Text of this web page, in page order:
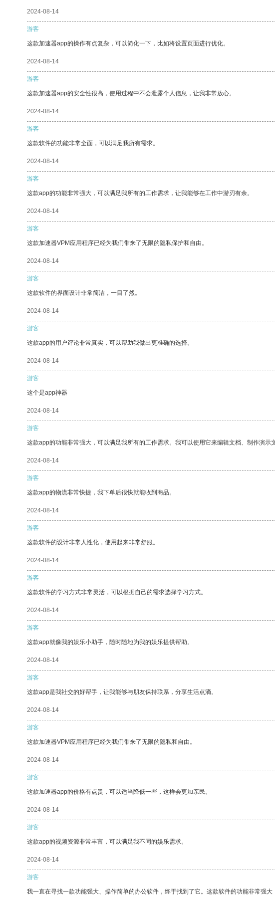
2024-08-14
游客
这款加速器app的操作有点复杂，可以简化一下，比如将设置页面进行优化。
2024-08-14
游客
这款加速器app的安全性很高，使用过程中不会泄露个人信息，让我非常放心。
2024-08-14
游客
这款软件的功能非常全面，可以满足我所有需求。
2024-08-14
游客
这款app的功能非常强大，可以满足我所有的工作需求，让我能够在工作中游刃有余。
2024-08-14
游客
这款加速器VPM应用程序已经为我们带来了无限的隐私保护和自由。
2024-08-14
游客
这款软件的界面设计非常简洁，一目了然。
2024-08-14
游客
这款app的用户评论非常真实，可以帮助我做出更准确的选择。
2024-08-14
游客
这个是app神器
2024-08-14
游客
这款app的功能非常强大，可以满足我所有的工作需求。我可以使用它来编辑文档、制作演示
2024-08-14
游客
这款app的物流非常快捷，我下单后很快就能收到商品。
2024-08-14
游客
这款软件的设计非常人性化，使用起来非常舒服。
2024-08-14
游客
这款软件的学习方式非常灵活，可以根据自己的需求选择学习方式。
2024-08-14
游客
这款app就像我的娱乐小助手，随时随地为我的娱乐提供帮助。
2024-08-14
游客
这款app是我社交的好帮手，让我能够与朋友保持联系，分享生活点滴。
2024-08-14
游客
这款加速器VPM应用程序已经为我们带来了无限的隐私和自由。
2024-08-14
游客
这款加速器app的价格有点贵，可以适当降低一些，这样会更加亲民。
2024-08-14
游客
这款app的视频资源非常丰富，可以满足我不同的娱乐需求。
2024-08-14
游客
我一直在寻找一款功能强大、操作简单的办公软件，终于找到了它。这款软件的功能非常强